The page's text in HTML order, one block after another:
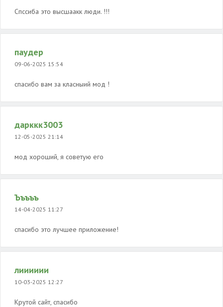
Спссиба это высшаакк люди. !!!
паудер
09-06-2025 15:54
спасибо вам за класныий мод !
дарккк3003
12-05-2025 21:14
мод хороший, я советую его
Ъъъъъ
14-04-2025 11:27
спасибо это лучшее приложение!
лииииии
10-03-2025 12:27
Крутой сайт, спасибо